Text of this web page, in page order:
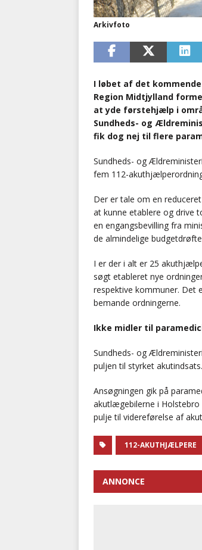
Arkivfoto
I løbet af det
Region Midtjylland
at yde førstehjælp i
Sundheds- og
fik dog nej til flere
Sundheds- og
fem 112-
Der er tale om en
at kunne etablere og drive
en engangsbevilling fra
de almindelige
I er der i alt er 25
søgt etableret nye
respektive kommuner. Det
bemande ordningerne.
Ikke midler til
Sundheds- og
puljen til styrket akutindsats.
Ansøgningen gik på
akutlægebilerne i Holstebro
pulje til videreførelse af
112-AKUTHJÆLPERE
ANNONCE